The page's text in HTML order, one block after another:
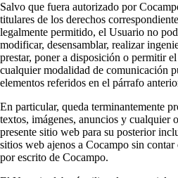
Salvo que fuera autorizado por
titulares de los derechos
legalmente permitido, el Usuario no
modificar, desensamblar, realizar
prestar, poner a disposición o permitir
cualquier modalidad de comunicación
elementos referidos en el párrafo
En particular, queda terminantemente
textos, imágenes, anuncios y cualquier
presente sitio web para su posterior
sitios web ajenos a Cocampo sin
por escrito de Cocampo.